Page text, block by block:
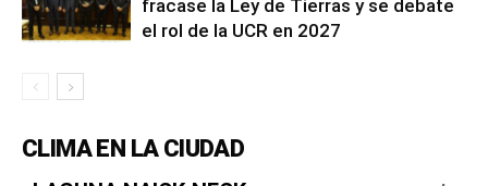
fracase la Ley de Tierras y se debate
el rol de la UCR en 2027
CLIMA EN LA CIUDAD